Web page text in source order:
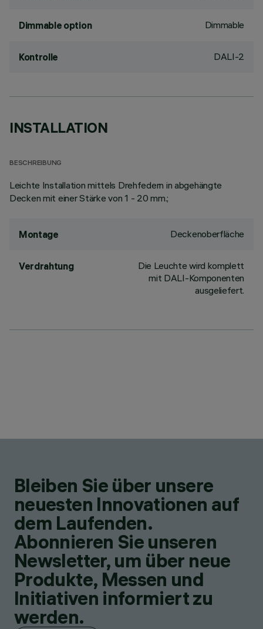
Dimmable option Dimmable
Kontrolle DALI-2
INSTALLATION
BESCHREIBUNG
Leichte Installation mittels Drehfedern in abgehängte
Decken mit einer Stärke von 1 - 20 mm.;
Montage Deckenoberfläche
Verdrahtung
Die Leuchte wird komplett
mit DALI-Komponenten
ausgeliefert.
Bleiben Sie über unsere
neuesten Innovationen auf
dem Laufenden.
Abonnieren Sie unseren
Newsletter, um über neue
Produkte, Messen und
Initiativen informiert zu
werden.